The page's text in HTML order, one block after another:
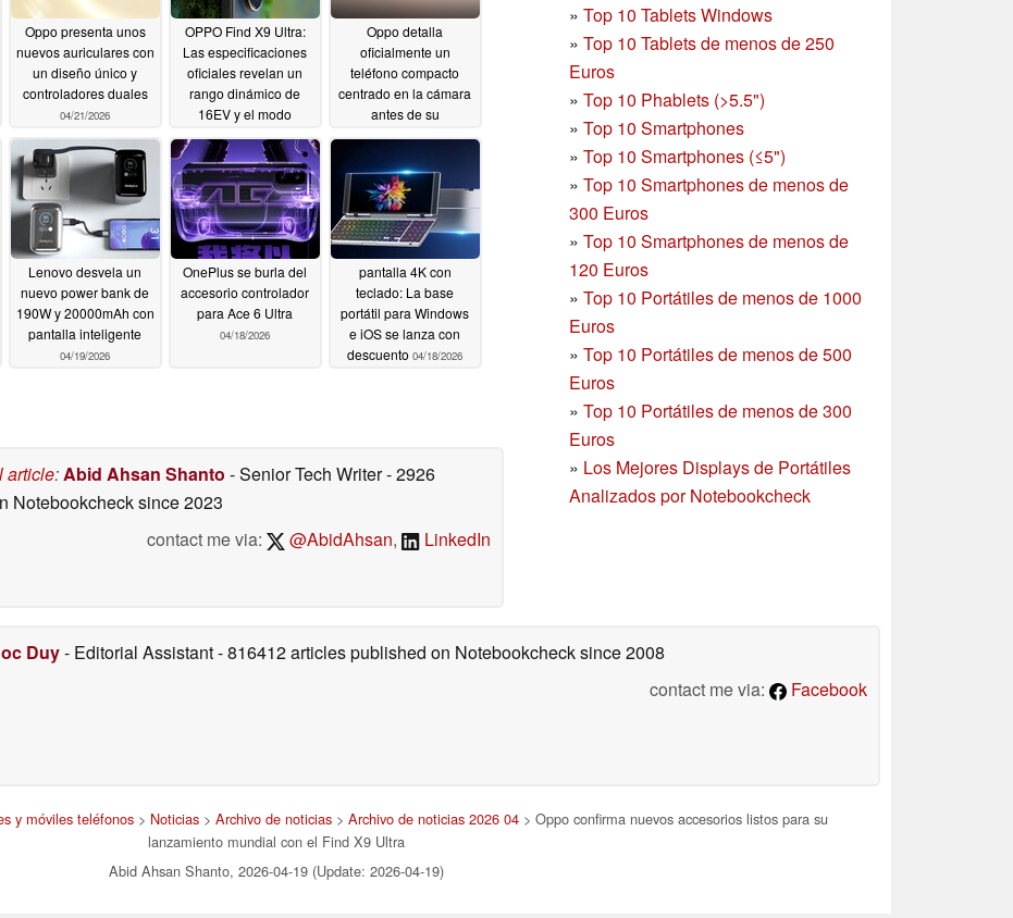
» Top 10 Tablets Windows
» Top 10 Tablets de menos de 250
Euros
» Top 10 Phablets (>5.5")
» Top 10 Smartphones
» Top 10 Smartphones (≤5")
» Top 10 Smartphones de menos de
300 Euros
» Top 10 Smartphonesde menos de
120 Euros
» Top 10 Portátiles de menos de 1000
Euros
» Top 10 Portátiles de menos de 500
Euros
» Top 10 Portátiles de menos de 300
Euros
» Los Mejores Displays de Portátiles
Analizados por Notebookcheck
Oppo presenta unos
nuevos auriculares con
un diseño único y
controladores duales
04/21/2026
OPPO Find X9 Ultra:
Las especificaciones
oficiales revelan un
rango dinámico de
16EV y el modo
2.004/20/2026
Oppo detalla
oficialmente un
teléfono compacto
centrado en la cámara
antes de su
04/20/2026
Lenovo desvela un
nuevo power bank de
190W y 20000mAh con
pantalla inteligente
04/19/2026
OnePlus se burla del
accesorio controlador
para Ace 6 Ultra
04/18/2026
pantalla 4K con
teclado: La base
portátil para Windows
e iOS se lanza con
descuento 04/18/2026
article:Abid Ahsan Shanto - Senior Tech Writer- 2926
Notebookchecksince 2023
contact me via:
@AbidAhsan, LinkedIn
Duy- Editorial Assistant- 816412 articles published on Notebookchecksince 2008
contact me via:
Facebook
y móviles teléfonos> Noticias> Archivo de noticias> Archivo de noticias 2026 04> Oppo confirma nuevos accesorios listos para su
lanzamiento mundial con el Find X9 Ultra
Abid Ahsan Shanto, 2026-04-19 (Update: 2026-04-19)